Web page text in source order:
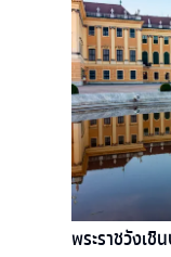
พระราชวังเชิ